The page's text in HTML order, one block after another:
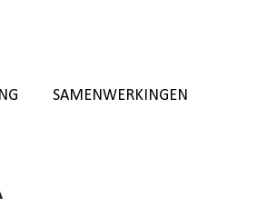
SAMENWERKINGEN